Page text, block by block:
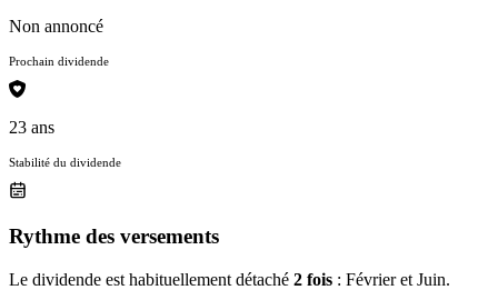
Non annoncé
Prochain dividende
23 ans
Stabilité du dividende
Rythme des versements
Le dividende est habituellement détaché 2 fois : Février et Juin.